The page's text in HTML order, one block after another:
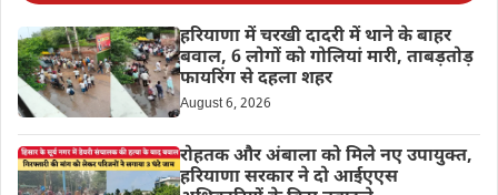
हरियाणा में चरखी दादरी में थाने के बाहर
बवाल, 6 लोगों को गोलियां मारी, ताबड़तोड़
फायरिंग से दहला शहर
August 6, 2026
रोहतक और अंबाला को मिले नए उपायुक्त,
हरियाणा सरकार ने दो आईएएस